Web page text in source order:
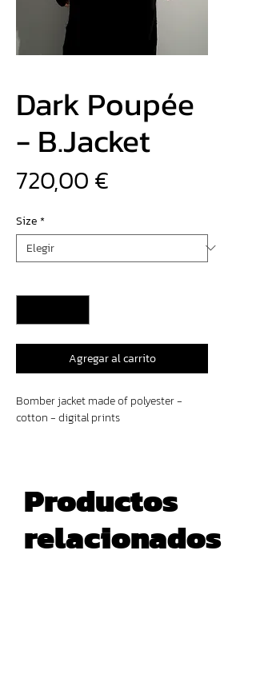
Dark Poupée
- B.Jacket
720,00 €
Size*
Agregar al carrito
Bomber jacket made of polyester -
cotton - digital prints
Productos
relacionados